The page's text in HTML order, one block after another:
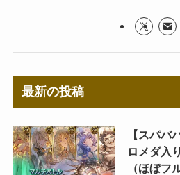
最新の投稿
【スパバ
ロメダ入
（ほぼフ